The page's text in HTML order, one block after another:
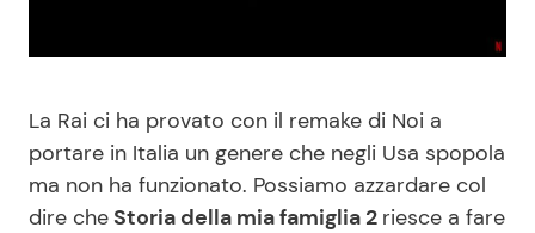
Casa
Moda e Style
Mondo Mamma
Consigli di Cucina
Dolci
Le Ricette in TV
La Rai ci ha provato con il remake di Noi a
portare in Italia un genere che negli Usa spopola
ma non ha funzionato. Possiamo azzardare col
dire cheStoria della mia famiglia 2 riesce a fare